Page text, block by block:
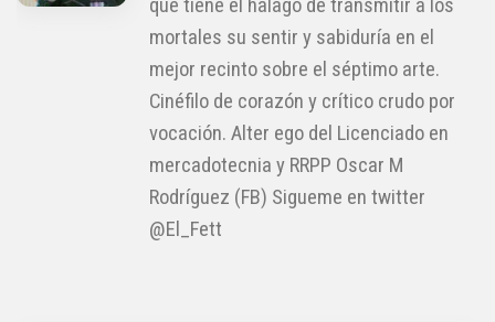
que tiene el halago de transmitir a los
mortales su sentir y sabiduría en el
mejor recinto sobre el séptimo arte.
Cinéfilo de corazón y crítico crudo por
vocación. Alter ego del Licenciado en
mercadotecnia y RRPP Oscar M
Rodríguez (FB) Sigueme en twitter
@El_Fett